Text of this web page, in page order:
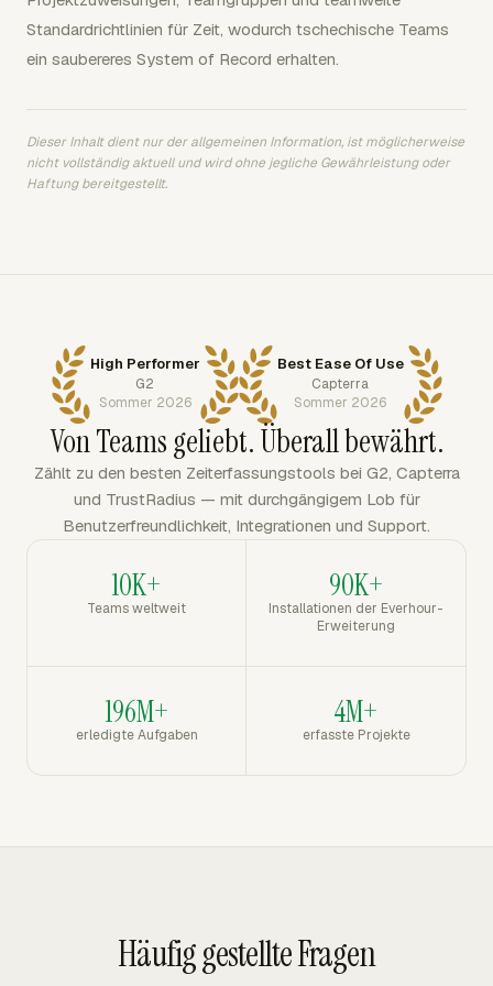
Standardrichtlinien für Zeit, wodurch tschechische Teams
ein saubereres System of Record erhalten.
Dieser Inhalt dient nur der allgemeinen Information, ist möglicherweise
nicht vollständig aktuell und wird ohne jegliche Gewährleistung oder
Haftung bereitgestellt.
High Performer
G2
Sommer 2026
Best Ease Of Use
Capterra
Sommer 2026
Von Teams geliebt. Überall bewährt.
Zählt zu den besten Zeiterfassungstools bei G2, Capterra
und TrustRadius — mit durchgängigem Lob für
Benutzerfreundlichkeit, Integrationen und Support.
10K+
Teams weltweit
90K+
Installationen der Everhour-
Erweiterung
196M+
erledigte Aufgaben
4M+
erfasste Projekte
Häufig gestellte Fragen